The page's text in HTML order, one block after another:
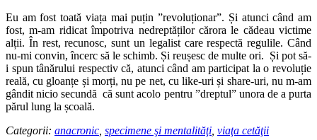
Eu am fost toată viața mai puțin ”revoluționar”. Și atunci când am
fost, m-am ridicat împotriva nedreptăților cărora le cădeau victime
alții. În rest, recunosc, sunt un legalist care respectă regulile. Când
nu-mi convin, încerc să le schimb. Și reușesc de multe ori. Și pot să-
i spun tânărului respectiv că, atunci când am participat la o revoluție
reală, cu gloanțe și morți, nu pe net, cu like-uri și share-uri, nu m-am
gândit nicio secundă că sunt acolo pentru ”dreptul” unora de a purta
părul lung la școală.
Categorii: anacronic specimene şi mentalităţi viaţa cetăţii